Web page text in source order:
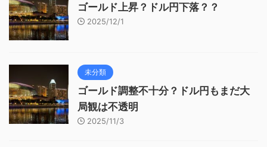
ゴールド上昇？ドル円下落？？
2025/12/1
未分類
ゴールド調整不十分？ドル円もまだ大
局観は不透明
2025/11/3